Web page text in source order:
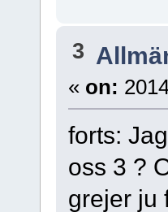
3
« on:
forts:
oss 3 ?
grejer ju